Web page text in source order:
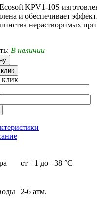
KPV1-10S
и обеспечивает
нерастворимых
В наличии
клик
от +1 до +38 °C
2-6 атм.